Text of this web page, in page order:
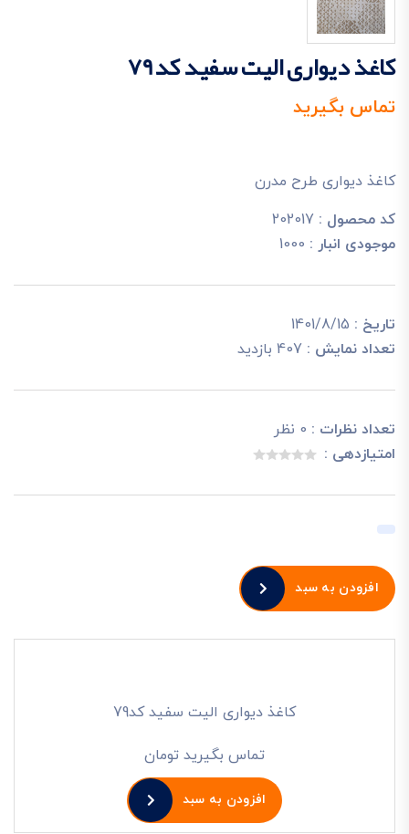
کاغذ دیواری الیت سفید کد79
تماس بگیرید
کاغذ دیواری طرح مدرن
کد محصول : 202017
موجودی انبار : 1000
تاریخ : 1401/8/15
تعداد نمایش : 407 بازدید
تعداد نظرات : 0 نظر
امتیازدهی :
افزودن به سبد
کاغذ دیواری الیت سفید کد79
تماس بگیرید تومان
افزودن به سبد